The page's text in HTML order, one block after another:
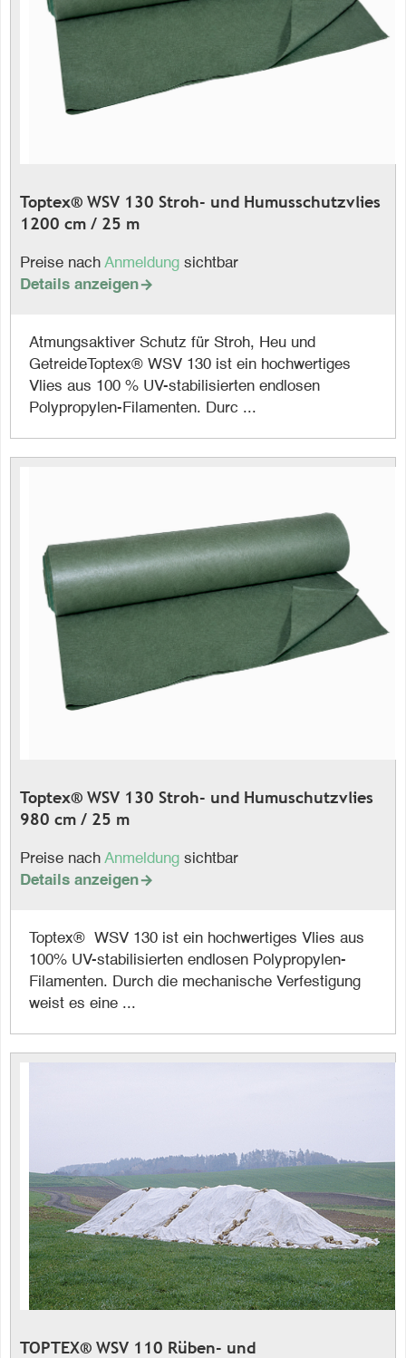
Toptex® WSV 130 Stroh- und Humusschutzvlies
1200 cm / 25 m
Preise nach Anmeldung sichtbar
Details anzeigen
Atmungsaktiver Schutz für Stroh, Heu und
GetreideToptex® WSV 130 ist ein hochwertiges
Vlies aus 100 % UV-stabilisierten endlosen
Polypropylen-Filamenten. Durc ...
Toptex® WSV 130 Stroh- und Humuschutzvlies
980 cm / 25 m
Preise nach Anmeldung sichtbar
Details anzeigen
Toptex® WSV 130 ist ein hochwertiges Vlies aus
100% UV-stabilisierten endlosen Polypropylen-
Filamenten. Durch die mechanische Verfestigung
weist es eine ...
TOPTEX® WSV 110 Rüben- und